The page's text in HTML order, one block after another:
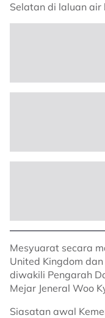
Selatan di laluan
Mesyuarat secara
United Kingdom
diwakili Pengarah
Mejar Jeneral Woo
Siasatan awal